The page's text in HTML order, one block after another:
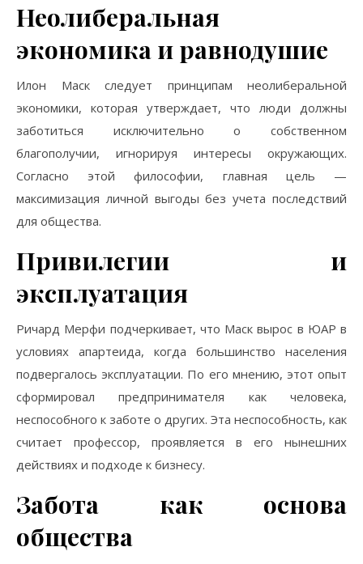
Неолиберальная
экономика и равнодушие
Илон Маск следует принципам неолиберальной
экономики, которая утверждает, что люди должны
заботиться исключительно о собственном
благополучии, игнорируя интересы окружающих.
Согласно этой философии, главная цель —
максимизация личной выгоды без учета последствий
для общества.
Привилегии и
эксплуатация
Ричард Мерфи подчеркивает, что Маск вырос в ЮАР в
условиях апартеида, когда большинство населения
подвергалось эксплуатации. По его мнению, этот опыт
сформировал предпринимателя как человека,
неспособного к заботе о других. Эта неспособность, как
считает профессор, проявляется в его нынешних
действиях и подходе к бизнесу.
Забота как основа
общества